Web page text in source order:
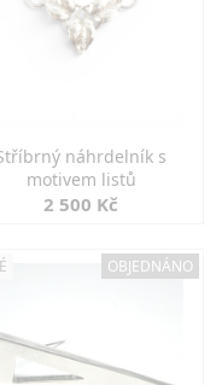
náhrdelník s
motivem listů
2 500 Kč
OBJEDNÁNO